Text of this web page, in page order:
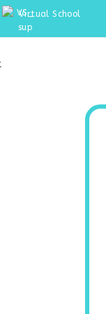
Virtual School